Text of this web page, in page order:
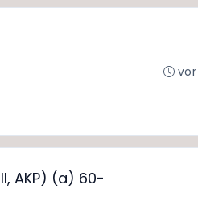
vor
AKP) (a) 60-